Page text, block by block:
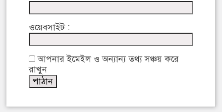
ওয়েবসাইট :
আপনার ইমেইল ও অন্যান্য তথ্য সঞ্চয় করে
রাখুন